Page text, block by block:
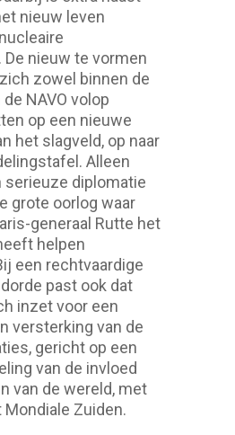
nieuw leven
De nieuw te vormen
zowel binnen de
NAVO volop
op een nieuwe
het slagveld, op naar
Alleen
serieuze diplomatie
grote oorlog waar
generaal Rutte het
helpen
een rechtvaardige
past ook dat
inzet voor een
versterking van de
gericht op een
van de invloed
van de wereld, met
Mondiale Zuiden.